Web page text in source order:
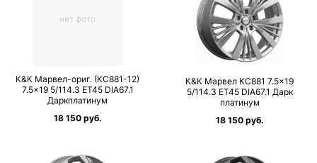
нет фото
К&К Марвел-ориг. (КС881-12)
7.5×19 5/114.3 ET45 DIA67.1
Даркплатинум
18 150 руб.
К&К Марвел КС881 7.5×19
5/114.3 ET45 DIA67.1 Дарк
платинум
18 150 руб.